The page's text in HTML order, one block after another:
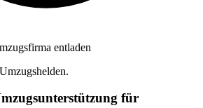
entladen
für